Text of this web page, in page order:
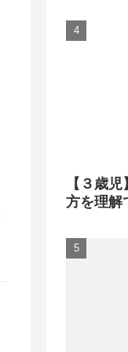
【３歳
方を理解